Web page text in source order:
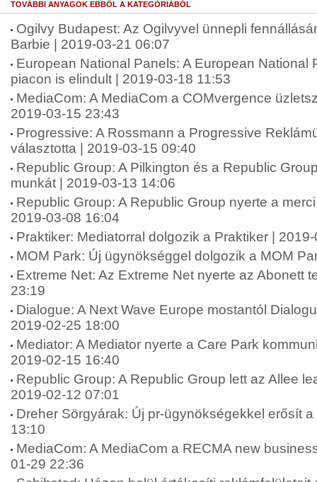
TOVÁBBI ANYAGOK EBBŐL A KATEGÓRIÁBÓL
Ogilvy Budapest: Az Ogilvyvel ünnepli
Barbie | 2019-03-21 06:07
European National Panels: A European National
piacon is elindult | 2019-03-18 11:53
MediaCom: A MediaCom a COMvergence
2019-03-15 23:43
Progressive: A Rossmann a Progressive
választotta | 2019-03-15 09:40
Republic Group: A Pilkington és a Republic
munkát | 2019-03-13 14:06
Republic Group: A Republic Group nyerte a
2019-03-08 16:04
Praktiker: Mediatorral dolgozik a Praktiker |
MOM Park: Új ügynökséggel dolgozik a MOM
Extreme Net: Az Extreme Net nyerte az Abonett
23:19
Dialogue: A Next Wave Europe mostantól
2019-02-25 18:00
Mediator: A Mediator nyerte a Care Park
2019-02-15 16:40
Republic Group: A Republic Group lett az Allee
2019-02-12 07:01
Dreher Sörgyárak: Új pr-ügynökségekkel erősít
13:10
MediaCom: A MediaCom a RECMA new
01-29 22:36